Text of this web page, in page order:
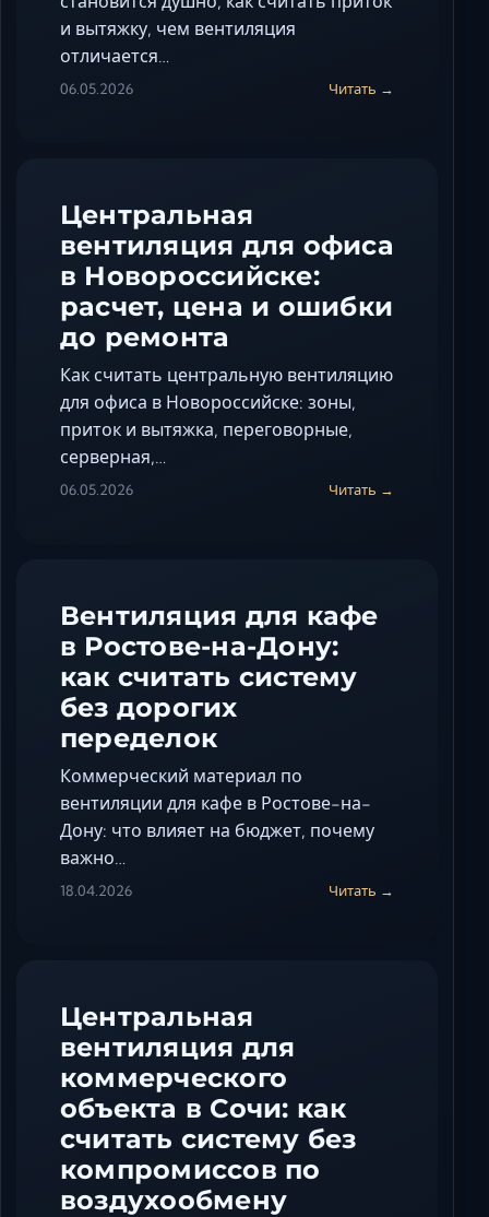
и вытяжку, чем вентиляция
отличается…
06.05.2026 Читать →
Центральная
вентиляция для офиса
в Новороссийске:
расчет, цена и ошибки
до ремонта
Как считать центральную вентиляцию
для офиса в Новороссийске: зоны,
приток и вытяжка, переговорные,
серверная,…
06.05.2026 Читать →
Вентиляция для кафе
в Ростове-на-Дону:
как считать систему
без дорогих
переделок
Коммерческий материал по
вентиляции для кафе в Ростове-на-
Дону: что влияет на бюджет, почему
важно…
18.04.2026 Читать →
Центральная
вентиляция для
коммерческого
объекта в Сочи: как
считать систему без
компромиссов по
воздухообмену